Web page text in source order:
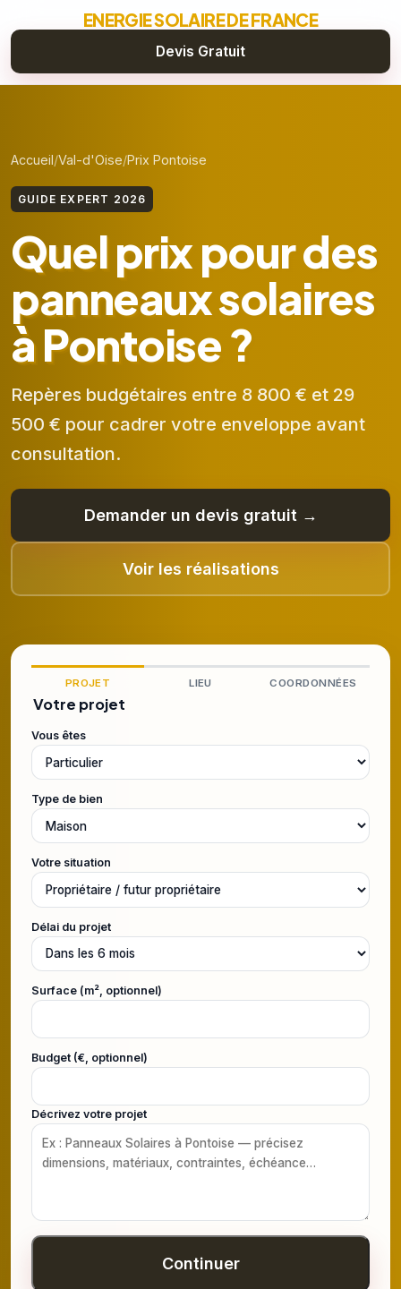
ENERGIE SOLAIRE DE FRANCE
Devis Gratuit
Accueil Val-d'Oise Prix Pontoise
GUIDE EXPERT 2026
Quel prix pour des
panneaux solaires
à Pontoise ?
Repères budgétaires entre 8 800 € et 29
500 € pour cadrer votre enveloppe avant
consultation.
Demander un devis gratuit →
Voir les réalisations
PROJET LIEU COORDONNÉES
Votre projet
Vous êtes
Type de bien
Votre situation
Délai du projet
Surface (m², optionnel)
Budget (€, optionnel)
Décrivez votre projet
Continuer